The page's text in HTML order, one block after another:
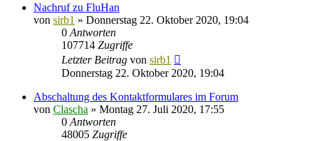
Nachruf zu FluHan
von sirb1 » Donnerstag 22. Oktober 2020, 19:04
0 Antworten
107714 Zugriffe
Letzter Beitrag von sirb1
Donnerstag 22. Oktober 2020, 19:04
Abschaltung des Kontaktformulares im Forum
von Clascha » Montag 27. Juli 2020, 17:55
0 Antworten
48005 Zugriffe